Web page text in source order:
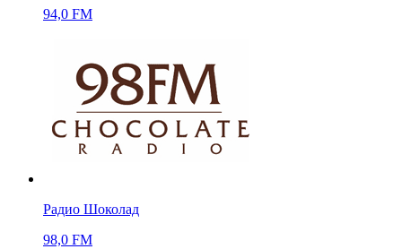
94,0 FM
Радио Шоколад
98,0 FM